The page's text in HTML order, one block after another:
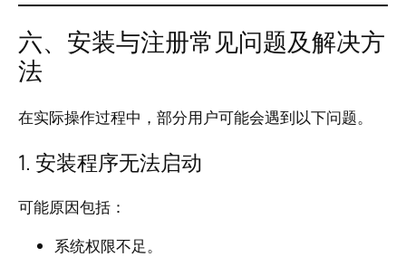
六、安装与注册常见问题及解决方
法
在实际操作过程中，部分用户可能会遇到以下问题。
1. 安装程序无法启动
可能原因包括：
系统权限不足。